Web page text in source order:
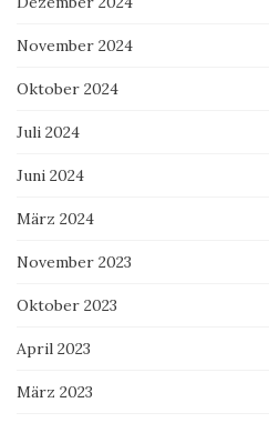
November 2024
Oktober 2024
Juli 2024
Juni 2024
März 2024
November 2023
Oktober 2023
April 2023
März 2023